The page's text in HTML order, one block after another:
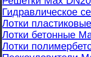
Гидравлическое
Лотки
Лотки бетонные
Лотки